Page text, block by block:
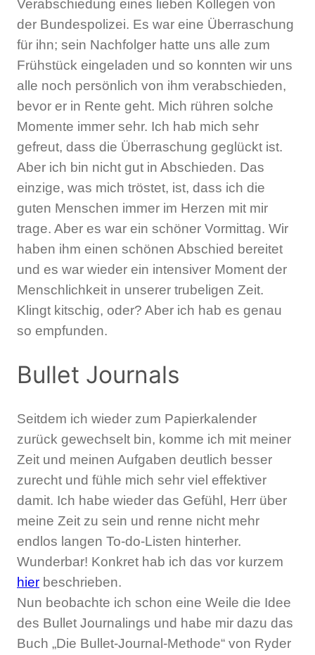
Verabschiedung eines lieben Kollegen von
der Bundespolizei. Es war eine Überraschung
für ihn; sein Nachfolger hatte uns alle zum
Frühstück eingeladen und so konnten wir uns
alle noch persönlich von ihm verabschieden,
bevor er in Rente geht. Mich rühren solche
Momente immer sehr. Ich hab mich sehr
gefreut, dass die Überraschung geglückt ist.
Aber ich bin nicht gut in Abschieden. Das
einzige, was mich tröstet, ist, dass ich die
guten Menschen immer im Herzen mit mir
trage. Aber es war ein schöner Vormittag. Wir
haben ihm einen schönen Abschied bereitet
und es war wieder ein intensiver Moment der
Menschlichkeit in unserer trubeligen Zeit.
Klingt kitschig, oder? Aber ich hab es genau
so empfunden.
Bullet Journals
Seitdem ich wieder zum Papierkalender
zurück gewechselt bin, komme ich mit meiner
Zeit und meinen Aufgaben deutlich besser
zurecht und fühle mich sehr viel effektiver
damit. Ich habe wieder das Gefühl, Herr über
meine Zeit zu sein und renne nicht mehr
endlos langen To-do-Listen hinterher.
Wunderbar! Konkret hab ich das vor kurzem
hier beschrieben.
Nun beobachte ich schon eine Weile die Idee
des Bullet Journalings und habe mir dazu das
Buch „Die Bullet-Journal-Methode“ von Ryder